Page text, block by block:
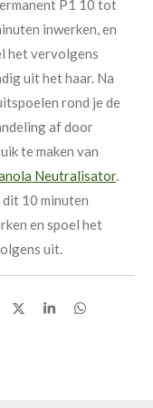
P1 10 tot
inwerken, en
het vervolgens
uit het haar. Na
rond je de
af door
te maken van
Neutralisator.
dit 10 minuten
en spoel het
uit.
D
S
D